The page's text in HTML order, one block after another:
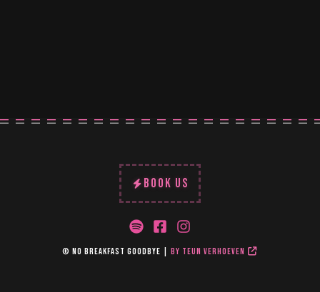
BOOK US
© No breakfast goodbye | by Teun Verhoeven